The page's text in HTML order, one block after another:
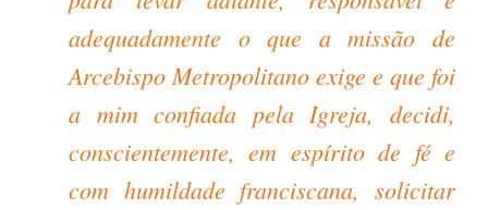
adequadamente o que a missão de
Arcebispo Metropolitano exige e que foi
a mim confiada pela Igreja, decidi,
conscientemente, em espírito de fé e
com humildade franciscana, solicitar